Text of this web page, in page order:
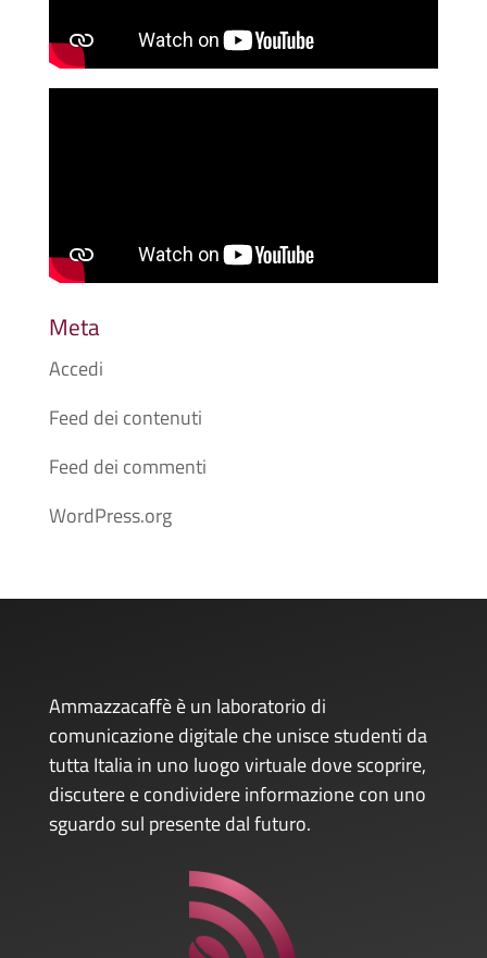
Meta
Accedi
Feed dei contenuti
Feed dei commenti
WordPress.org
Ammazzacaffè è un laboratorio di
comunicazione digitale che unisce studenti da
tutta Italia in uno luogo virtuale dove scoprire,
discutere e condividere informazione con uno
sguardo sul presente dal futuro.